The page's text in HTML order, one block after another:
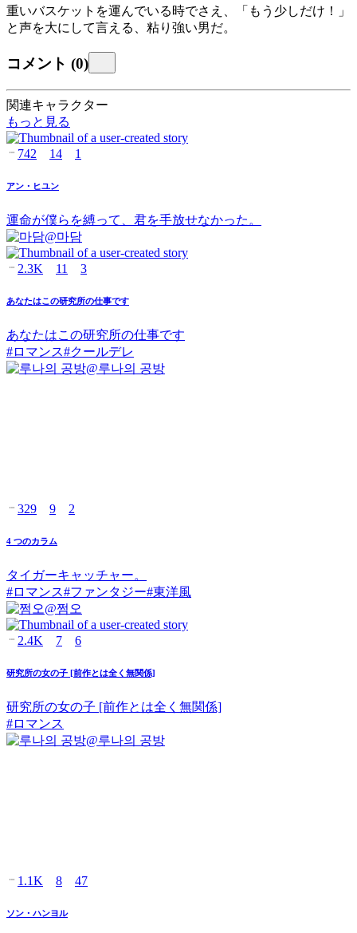
重いバスケットを運んでいる時でさえ、「もう少しだけ！」
と声を大にして言える、粘り強い男だ。
コメント (0)
関連キャラクター
もっと見る
742 14 1
アン・ヒユン
運命が僕らを縛って、君を手放せなかった。
@마담
2.3K 11 3
あなたはこの研究所の仕事です
あなたはこの研究所の仕事です
#ロマンス#クールデレ
@루나의 공방
329 9 2
4 つのカラム
タイガーキャッチャー。
#ロマンス#ファンタジー#東洋風
@쩜오
2.4K 7 6
研究所の女の子 [前作とは全く無関係]
研究所の女の子 [前作とは全く無関係]
#ロマンス
@루나의 공방
1.1K 8 47
ソン・ハンヨル